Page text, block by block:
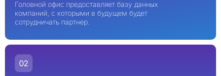
Головной офис предоставляет базу данных
компаний, с которыми в будущем будет
сотрудничать партнер.